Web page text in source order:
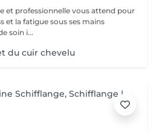
et professionnelle vous attend pour
et la fatigue sous ses mains
soin i...
du cuir chevelu